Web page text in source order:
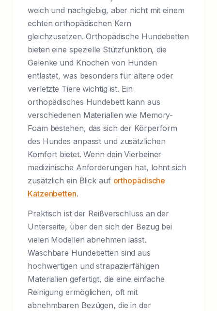
weich und nachgiebig, aber nicht mit einem
echten orthopädischen Kern
gleichzusetzen. Orthopädische Hundebetten
bieten eine spezielle Stützfunktion, die
Gelenke und Knochen von Hunden
entlastet, was besonders für ältere oder
verletzte Tiere wichtig ist. Ein
orthopädisches Hundebett kann aus
verschiedenen Materialien wie Memory-
Foam bestehen, das sich der Körperform
des Hundes anpasst und zusätzlichen
Komfort bietet. Wenn dein Vierbeiner
medizinische Anforderungen hat, lohnt sich
zusätzlich ein Blick auf orthopädische
Katzenbetten.
Praktisch ist der Reißverschluss an der
Unterseite, über den sich der Bezug bei
vielen Modellen abnehmen lässt.
Waschbare Hundebetten sind aus
hochwertigen und strapazierfähigen
Materialien gefertigt, die eine einfache
Reinigung ermöglichen, oft mit
abnehmbaren Bezügen, die in der